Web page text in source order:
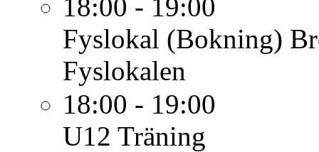
18:00 - 19:00
Fyslokal (Bokning)
Fyslokalen
18:00 - 19:00
U12 Träning